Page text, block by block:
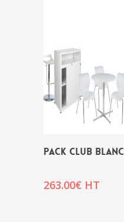
PACK CLUB BLANC
263.00€ HT